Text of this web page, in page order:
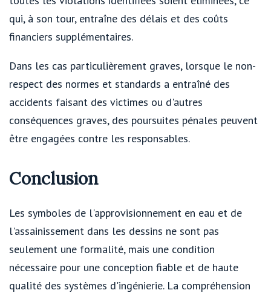
qui, à son tour, entraîne des délais et des coûts
financiers supplémentaires.
Dans les cas particulièrement graves, lorsque le non-
respect des normes et standards a entraîné des
accidents faisant des victimes ou d'autres
conséquences graves, des poursuites pénales peuvent
être engagées contre les responsables.
Conclusion
Les symboles de l'approvisionnement en eau et de
l'assainissement dans les dessins ne sont pas
seulement une formalité, mais une condition
nécessaire pour une conception fiable et de haute
qualité des systèmes d'ingénierie. La compréhension